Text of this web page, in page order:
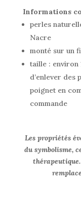
Informations
perles
Nacre
monté sur un
taille : environ
d’enlever des
poignet en
commande
Les propriétés
du symbolisme,